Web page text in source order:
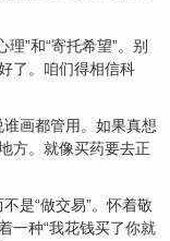
”和“寄托希望”。别
了。咱们得相信科
画都管用。如果真想
方。就像买药要去正
是“做交易”。怀着敬
一种“我花钱买了你就